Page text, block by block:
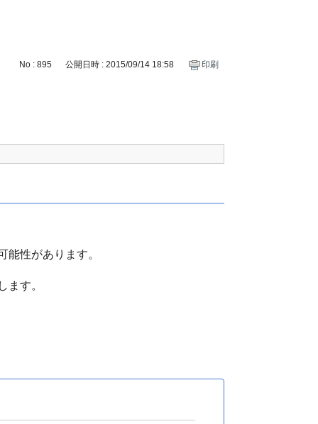
No : 895 公開日時 : 2015/09/14 18:58 印刷
性があります。
ます。